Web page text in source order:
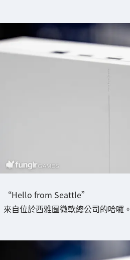
“Hello from Seattle”
來自位於西雅圖微軟總公司的哈囉。